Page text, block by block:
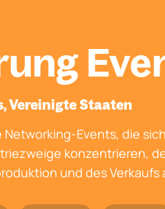
Vereinigte Staaten
Networking-Events, die
konzentrieren,
und des Verkaufs